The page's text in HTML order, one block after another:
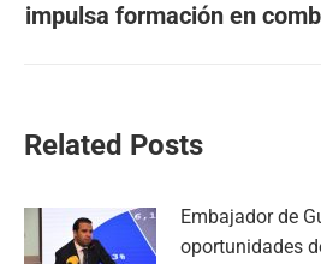
impulsa formación en
Related Posts
Embajador de
oportunidades